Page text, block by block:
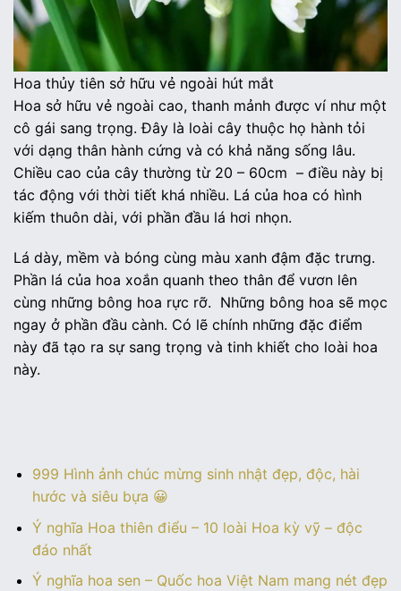
Hoa thủy tiên sở hữu vẻ ngoài hút mắt
Hoa sở hữu vẻ ngoài cao, thanh mảnh được ví như một
cô gái sang trọng. Đây là loài cây thuộc họ hành tỏi
với dạng thân hành cứng và có khả năng sống lâu.
Chiều cao của cây thường từ 20 – 60cm – điều này bị
tác động với thời tiết khá nhiều. Lá của hoa có hình
kiếm thuôn dài, với phần đầu lá hơi nhọn.
Lá dày, mềm và bóng cùng màu xanh đậm đặc trưng.
Phần lá của hoa xoắn quanh theo thân để vươn lên
cùng những bông hoa rực rỡ. Những bông hoa sẽ mọc
ngay ở phần đầu cành. Có lẽ chính những đặc điểm
này đã tạo ra sự sang trọng và tinh khiết cho loài hoa
này.
999 Hình ảnh chúc mừng sinh nhật đẹp, độc, hài
hước và siêu bựa 😀
Ý nghĩa Hoa thiên điểu – 10 loài Hoa kỳ vỹ – độc
đáo nhất
Ý nghĩa hoa sen – Quốc hoa Việt Nam mang nét đẹp